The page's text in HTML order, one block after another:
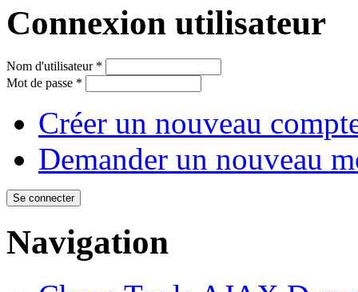
Connexion utilisateur
Nom d'utilisateur *
Mot de passe *
Créer un nouveau
Demander un nouveau
Navigation